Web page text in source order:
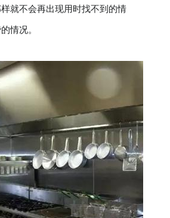
就不会再出现用时找不到的情
情况。